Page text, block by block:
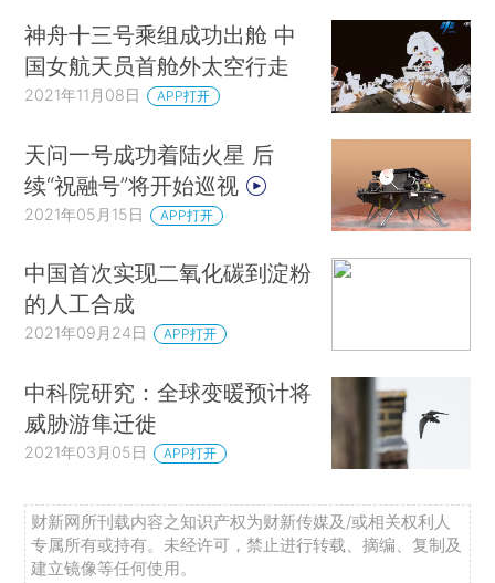
神舟十三号乘组成功出舱 中
国女航天员首舱外太空行走
2021年11月08日 APP打开
天问一号成功着陆火星 后
续“祝融号”将开始巡视
2021年05月15日 APP打开
中国首次实现二氧化碳到淀粉
的人工合成
2021年09月24日 APP打开
中科院研究：全球变暖预计将
威胁游隼迁徙
2021年03月05日 APP打开
财新网所刊载内容之知识产权为财新传媒及/或相关权利人
专属所有或持有。未经许可，禁止进行转载、摘编、复制及
建立镜像等任何使用。